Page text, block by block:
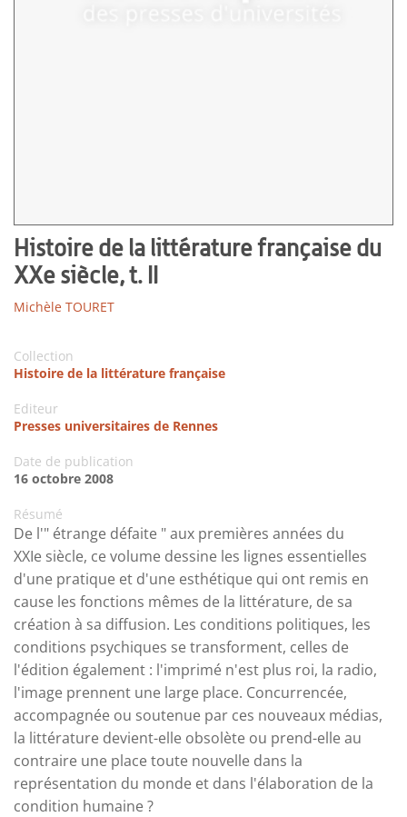
Histoire de la littérature française du
XXe siècle, t. II
Michèle TOURET
Collection
Histoire de la littérature française
Editeur
Presses universitaires de Rennes
Date de publication
16 octobre 2008
Résumé
De l'" étrange défaite " aux premières années du
XXIe siècle, ce volume dessine les lignes essentielles
d'une pratique et d'une esthétique qui ont remis en
cause les fonctions mêmes de la littérature, de sa
création à sa diffusion. Les conditions politiques, les
conditions psychiques se transforment, celles de
l'édition également : l'imprimé n'est plus roi, la radio,
l'image prennent une large place. Concurrencée,
accompagnée ou soutenue par ces nouveaux médias,
la littérature devient-elle obsolète ou prend-elle au
contraire une place toute nouvelle dans la
représentation du monde et dans l'élaboration de la
condition humaine ?